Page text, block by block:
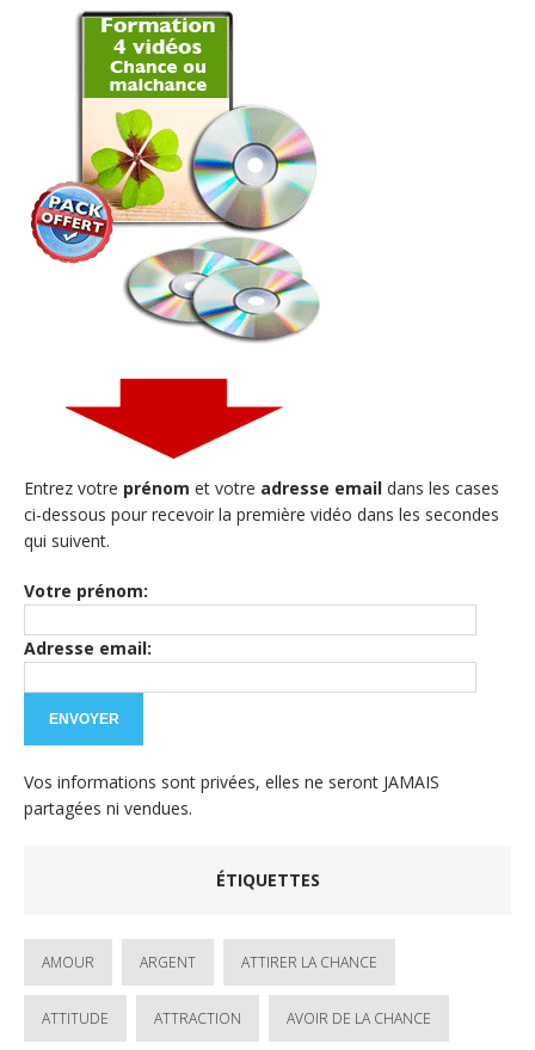
Entrez votre prénom et votre adresse email dans les cases
ci-dessous pour recevoir la première vidéo dans les secondes
qui suivent.
Votre prénom:
Adresse email:
Vos informations sont privées, elles ne seront JAMAIS
partagées ni vendues.
ÉTIQUETTES
AMOUR ARGENT ATTIRER LA CHANCE
ATTITUDE ATTRACTION AVOIR DE LA CHANCE